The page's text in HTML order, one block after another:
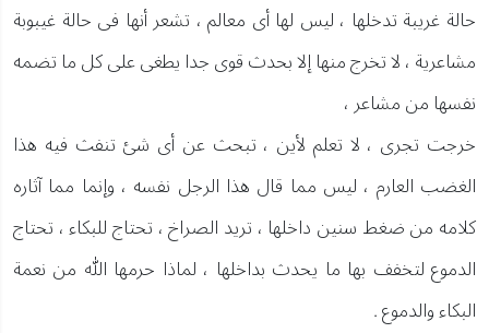
حالة غريبة تدخلها ، ليس لها أى معالم ، تشعر أنها فى حالة غيبوبة
مشاعرية ، لا تخرج منها إلا بحدث قوى جدا يطغى على كل ما تضمه
نفسها من مشاعر ،
خرجت تجرى ، لا تعلم لأين ، تبحث عن أى شئ تنفث فيه هذا
الغضب العارم ، ليس مما قال هذا الرجل نفسه ، وإنما مما آثاره
كلامه من ضغط سنين داخلها ، تريد الصراخ ، تحتاج للبكاء ، تحتاج
الدموع لتخفف بها ما يحدث بداخلها ، لماذا حرمها الله من نعمة
البكاء والدموع .